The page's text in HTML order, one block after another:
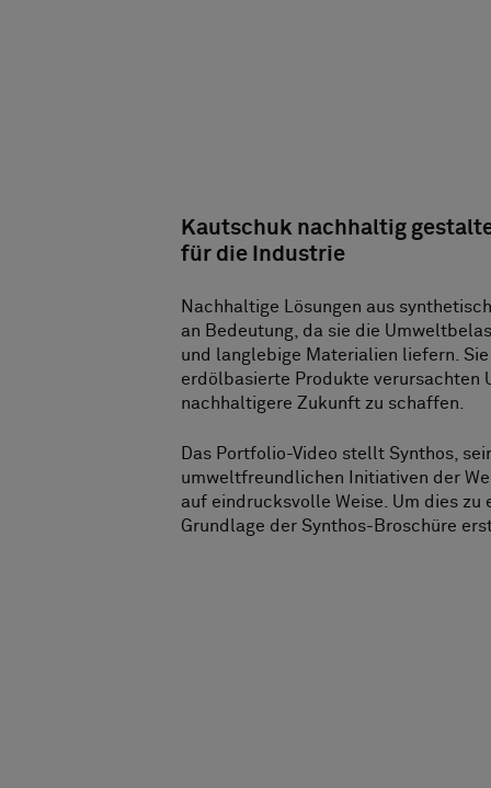
Kautschuk nachhaltig
für die Industrie
Nachhaltige Lösungen aus
an Bedeutung, da sie die
und langlebige Materialien liefern.
erdölbasierte Produkte verursachten
nachhaltigere Zukunft zu schaffen.
Das Portfolio-Video stellt Synthos,
umweltfreundlichen Initiativen der
auf eindrucksvolle Weise. Um dies
Grundlage der Synthos-Broschüre